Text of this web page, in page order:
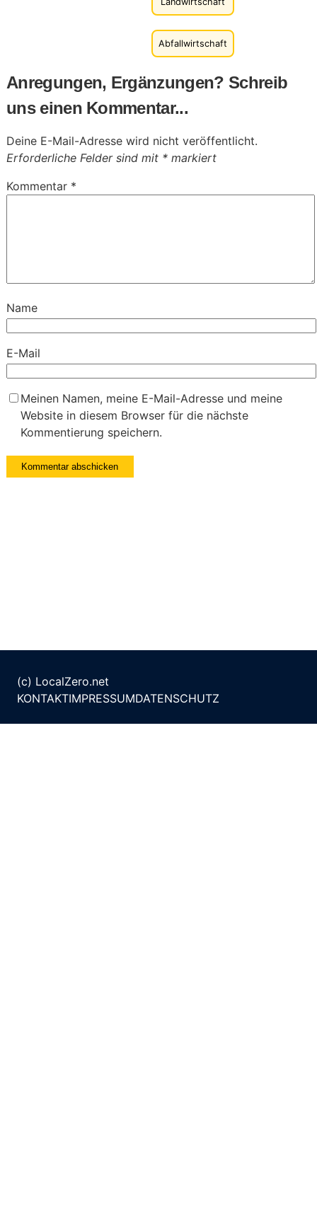
Abfallwirtschaft
Anregungen, Ergänzungen? Schreib
uns einen Kommentar...
Deine E-Mail-Adresse wird nicht veröffentlicht.
Erforderliche Felder sind mit *markiert
Kommentar *
Name
E-Mail
Meinen Namen, meine E-Mail-Adresse und meine
Website in diesem Browser für die nächste
Kommentierung speichern.
(c) LocalZero.net
KONTAKTIMPRESSUMDATENSCHUTZ